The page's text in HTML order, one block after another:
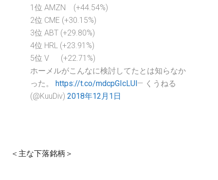
1位 AMZN (+44.54%)
2位 CME (+30.15%)
3位 ABT (+29.80%)
4位 HRL (+23.91%)
5位 V (+22.71%)
ホーメルがこんなに検討してたとは知らなか
った。https://t.co/mdcpGIcLUl— くうねる
(@KuuDiv)2018年12月1日
＜主な下落銘柄＞